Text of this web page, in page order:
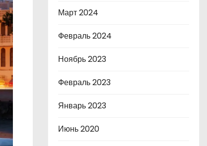
Март 2024
Февраль 2024
Ноябрь 2023
Февраль 2023
Январь 2023
Июнь 2020